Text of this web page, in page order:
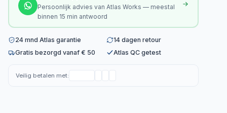
Persoonlijk advies van Atlas Works — meestal
binnen 15 min antwoord
24 mnd Atlas garantie
14 dagen retour
Gratis bezorgd vanaf € 50
Atlas QC getest
Veilig betalen met: